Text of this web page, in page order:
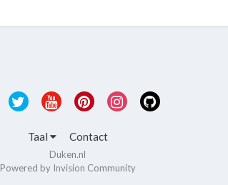
Taal Contact
Duken.nl
Powered by Invision Community